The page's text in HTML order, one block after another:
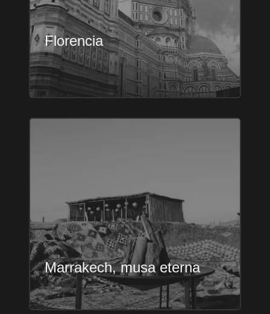
Florencia
Marrakech, musa eterna